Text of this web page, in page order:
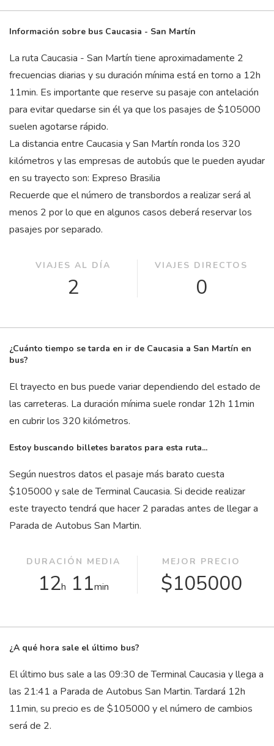
Información sobre bus Caucasia - San Martín
La ruta Caucasia - San Martín tiene aproximadamente 2
frecuencias diarias y su duración mínima está en torno a 12h
11min. Es importante que reserve su pasaje con antelación
para evitar quedarse sin él ya que los pasajes de $105000
suelen agotarse rápido.
La distancia entre Caucasia y San Martín ronda los 320
kilómetros y las empresas de autobús que le pueden ayudar
en su trayecto son: Expreso Brasilia
Recuerde que el número de transbordos a realizar será al
menos 2 por lo que en algunos casos deberá reservar los
pasajes por separado.
VIAJES AL DÍA
2
VIAJES DIRECTOS
0
¿Cuánto tiempo se tarda en ir de Caucasia a San Martín en
bus?
El trayecto en bus puede variar dependiendo del estado de
las carreteras. La duración mínima suele rondar 12h 11min
en cubrir los 320 kilómetros.
Estoy buscando billetes baratos para esta ruta...
Según nuestros datos el pasaje más barato cuesta
$105000 y sale de Terminal Caucasia. Si decide realizar
este trayecto tendrá que hacer 2 paradas antes de llegar a
Parada de Autobus San Martin.
DURACIÓN MEDIA
12h 11min
MEJOR PRECIO
$105000
¿A qué hora sale el último bus?
El último bus sale a las 09:30 de Terminal Caucasia y llega a
las 21:41 a Parada de Autobus San Martin. Tardará 12h
11min, su precio es de $105000 y el número de cambios
será de 2.